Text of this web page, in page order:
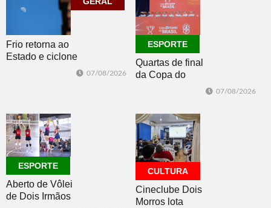
ECONOMIA ESPORTE
Frio retorna ao
Estado e ciclone
07/08/2026
ESPORTE
Quartas de final
da Copa do
Brasil 2026: veja
do sorteio
07/08/2026
ESPORTE
Aberto de Vôlei
de Dois Irmãos
CULTURA
Cineclube Dois
Morros lota